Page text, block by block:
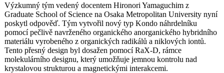
Výzkumný tým vedený docentem Hironori Yamaguchim z
Graduate School of Science na Osaka Metropolitan University nyní
poskytl odpověď. Tým vytvořil nový typ Kondo náhrdelníku
pomocí pečlivě navrženého organického anorganického hybridního
materiálu vyrobeného z organických radikálů a niklových iontů.
Tento přesný design byl dosažen pomocí RaX-D, rámce
molekulárního designu, který umožňuje jemnou kontrolu nad
krystalovou strukturou a magnetickými interakcemi.